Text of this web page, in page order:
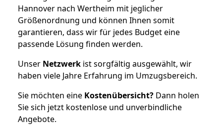
Hannover nach Wertheim mit jeglicher
Größenordnung und können Ihnen somit
garantieren, dass wir für jedes Budget eine
passende Lösung finden werden.
Unser Netzwerk ist sorgfältig ausgewählt, wir
haben viele Jahre Erfahrung im Umzugsbereich.
Sie möchten eine Kostenübersicht? Dann holen
Sie sich jetzt kostenlose und unverbindliche
Angebote.